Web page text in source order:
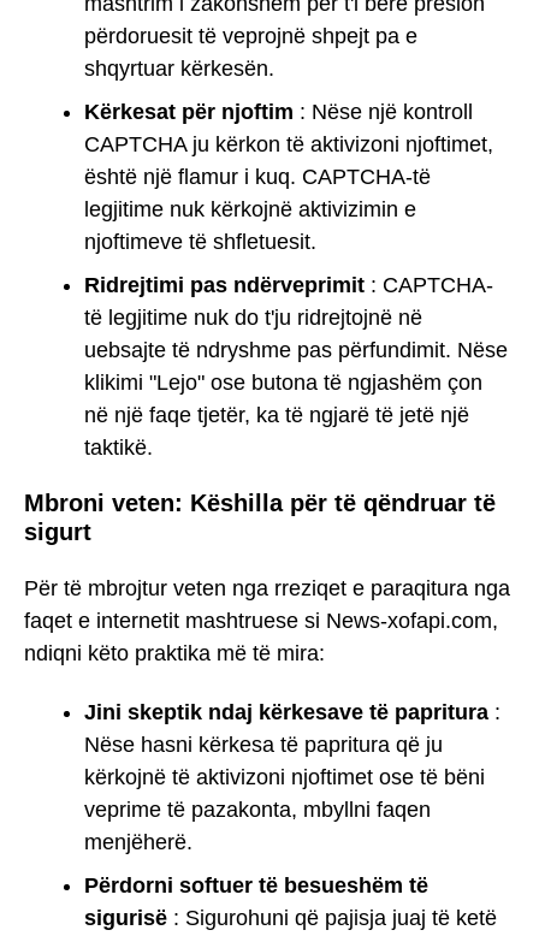
përdoruesit të veprojnë shpejt pa e
shqyrtuar kërkesën.
Kërkesat për njoftim : Nëse një kontroll
CAPTCHA ju kërkon të aktivizoni njoftimet,
është një flamur i kuq. CAPTCHA-të
legjitime nuk kërkojnë aktivizimin e
njoftimeve të shfletuesit.
Ridrejtimi pas ndërveprimit : CAPTCHA-
të legjitime nuk do t'ju ridrejtojnë në
uebsajte të ndryshme pas përfundimit. Nëse
klikimi "Lejo" ose butona të ngjashëm çon
në një faqe tjetër, ka të ngjarë të jetë një
taktikë.
Mbroni veten: Këshilla për të qëndruar të
sigurt
Për të mbrojtur veten nga rreziqet e paraqitura nga
faqet e internetit mashtruese si News-xofapi.com,
ndiqni këto praktika më të mira:
Jini skeptik ndaj kërkesave të papritura :
Nëse hasni kërkesa të papritura që ju
kërkojnë të aktivizoni njoftimet ose të bëni
veprime të pazakonta, mbyllni faqen
menjëherë.
Përdorni softuer të besueshëm të
sigurisë : Sigurohuni që pajisja juaj të ketë